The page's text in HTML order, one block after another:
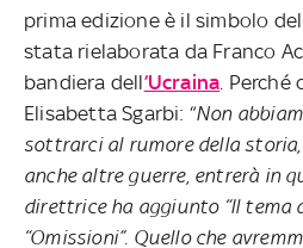
prima edizione è il simbolo
stata rielaborata da Franco
bandiera dell’Ucraina .
Elisabetta Sgarbi: “Non
sottrarci al rumore della
anche altre guerre, entrerà in
direttrice ha aggiunto “Il tema
“Omissioni”. Quello che